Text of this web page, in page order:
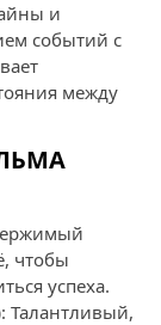
и
событий с
между
чтобы
успеха.
: Талантливый,